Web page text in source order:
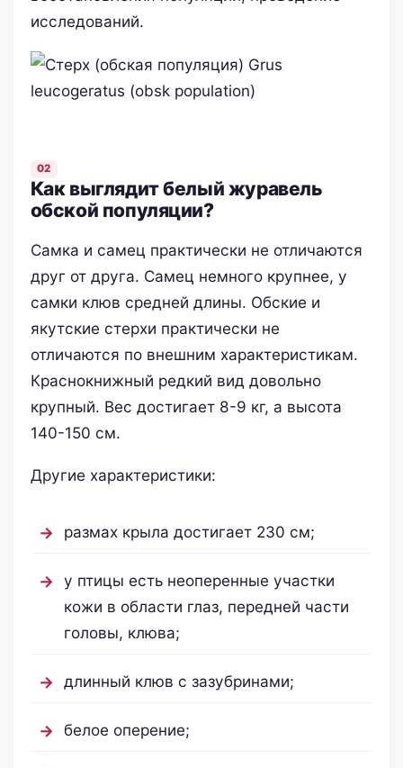
исследований.
Как выглядит белый журавель
обской популяции?
Самка и самец практически не отличаются
друг от друга. Самец немного крупнее, у
самки клюв средней длины. Обские и
якутские стерхи практически не
отличаются по внешним характеристикам.
Краснокнижный редкий вид довольно
крупный. Вес достигает 8-9 кг, а высота
140-150 см.
Другие характеристики:
размах крыла достигает 230 см;
у птицы есть неоперенные участки
кожи в области глаз, передней части
головы, клюва;
длинный клюв с зазубринами;
белое оперение;